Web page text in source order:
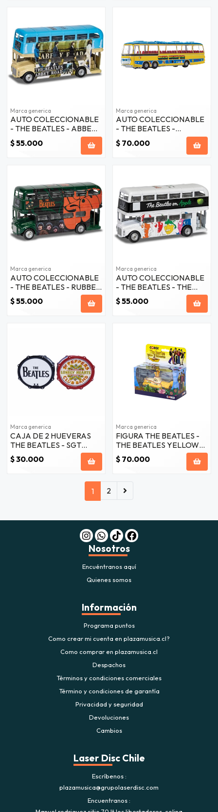
Marca generica
AUTO COLECCIONABLE
- THE BEATLES - ABBEY
ROAD LONDON BUS
$ 55.000
Marca generica
AUTO COLECCIONABLE
- THE BEATLES -
MAGICAL MYSTERY
TOUR BUS
$ 70.000
Marca generica
AUTO COLECCIONABLE
- THE BEATLES - RUBBER
SOUL TOUR BUS
$ 55.000
Marca generica
AUTO COLECCIONABLE
- THE BEATLES - THE
WHITE ALBUM LONDON
BUS
$ 55.000
Marca generica
CAJA DE 2 HUEVERAS
THE BEATLES - SGT
PEPPER
$ 30.000
Marca generica
FIGURA THE BEATLES -
THE BEATLES YELLOW
SUBMARINE FUNDIDO A
PRESION
$ 70.000
1 2
Nosotros
Encuéntranos aquí
Quienes somos
Información
Programa puntos
Como crear mi cuenta en plazamusica.cl?
Como comprar en plazamusica.cl
Despachos
Términos y condiciones comerciales
Término y condiciones de garantía
Privacidad y seguridad
Devoluciones
Cambios
Laser Disc Chile
Escríbenos
plazamusica@grupolaserdisc.com
Encuentranos